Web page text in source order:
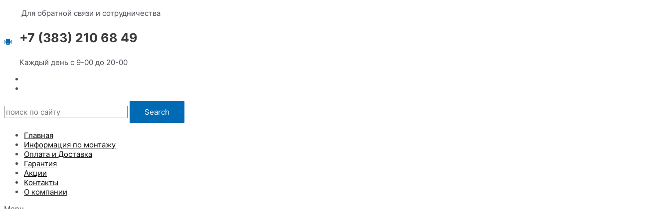
Для обратной связи и сотрудничества
+7 (383) 210 68 49
Каждый день с 9-00 до 20-00
Search
Главная
Информация по монтажу
Оплата и Доставка
Гарантия
Акции
Контакты
О компании